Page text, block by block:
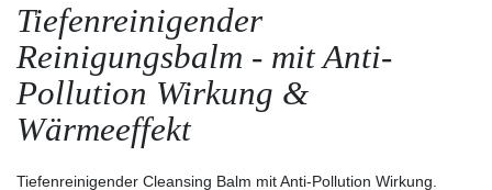
Tiefenreinigender
Reinigungsbalm - mit Anti-
Pollution Wirkung &
Wärmeeffekt
Tiefenreinigender Cleansing Balm mit Anti-Pollution Wirkung.